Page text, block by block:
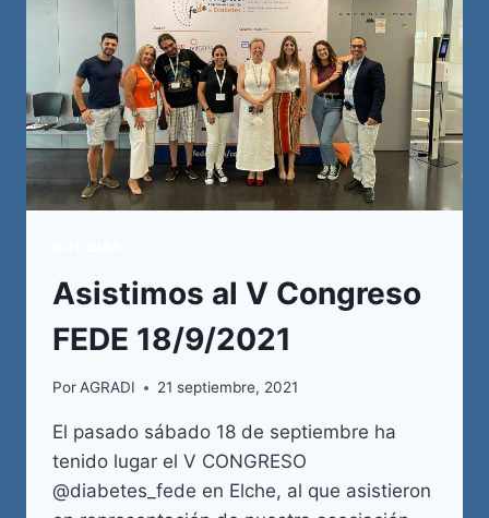
Asistimos al V Congreso
FEDE 18/9/2021
Por AGRADI 21 septiembre, 2021
El pasado sábado 18 de septiembre ha
tenido lugar el V CONGRESO
@diabetes_fede en Elche, al que asistieron